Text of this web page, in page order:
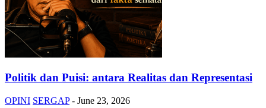
Politik dan Puisi: antara Realitas dan Representasi
OPINI SERGAP - June 23, 2026